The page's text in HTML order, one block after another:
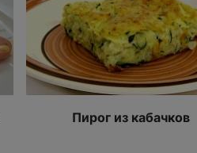
Пирог из кабачков